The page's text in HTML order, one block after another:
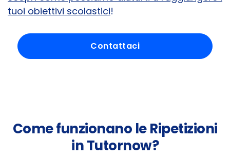
tuoi obiettivi scolastici!
Contattaci
Come funzionano le Ripetizioni
in Tutornow?